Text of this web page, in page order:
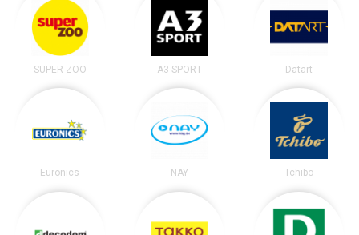
SUPER ZOO A3 SPORT Datart
Euronics NAY Tchibo